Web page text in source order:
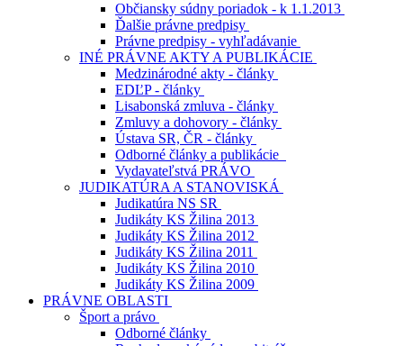
Občiansky súdny poriadok - k 1.1.2013
Ďalšie právne predpisy
Právne predpisy - vyhľadávanie
INÉ PRÁVNE AKTY A PUBLIKÁCIE
Medzinárodné akty - články
EDĽP - články
Lisabonská zmluva - články
Zmluvy a dohovory - články
Ústava SR, ČR - články
Odborné články a publikácie
Vydavateľstvá PRÁVO
JUDIKATÚRA A STANOVISKÁ
Judikatúra NS SR
Judikáty KS Žilina 2013
Judikáty KS Žilina 2012
Judikáty KS Žilina 2011
Judikáty KS Žilina 2010
Judikáty KS Žilina 2009
PRÁVNE OBLASTI
Šport a právo
Odborné články